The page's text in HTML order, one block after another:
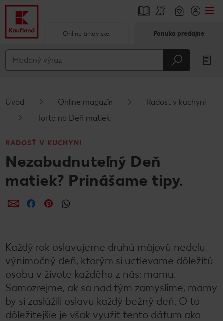
Hlavný obsah
Vyskakovací bočný panel
Online trhovisko Ponuka predajne
Úvod Online magazín
Radosť v kuchyni
Torta na Deň matiek
RADOSŤ V KUCHYNI
Nezabudnuteľný Deň
matiek? Prinášame tipy.
ZdieľaťZdieľaťZdieľať
Každý rok oslavujeme druhú májovú nedeľu
výnimočný deň, ktorým si uctievame dôležitú
osobu v živote každého z nás: mamu.
Samozrejme, ak sa nad tým zamyslíme, mamy
by si zaslúžili oslavu každý bežný deň. O to
dôležitejšie je však využiť tento dátum ako